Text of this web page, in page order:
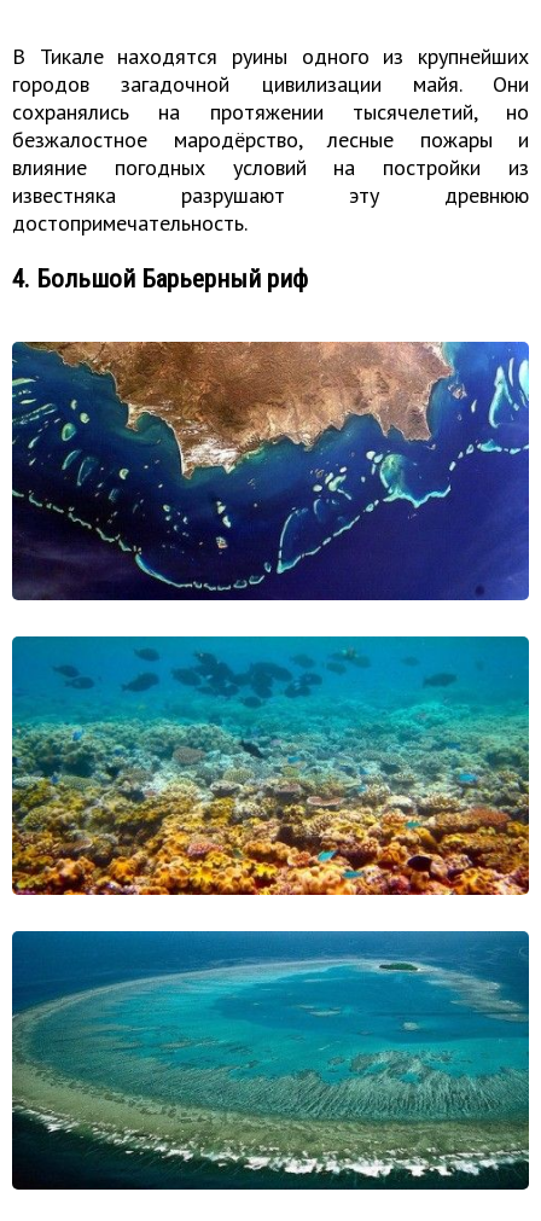
В Тикале находятся руины одного из крупнейших
городов загадочной цивилизации майя. Они
сохранялись на протяжении тысячелетий, но
безжалостное мародёрство, лесные пожары и
влияние погодных условий на постройки из
известняка разрушают эту древнюю
достопримечательность.
4. Большой Барьерный риф